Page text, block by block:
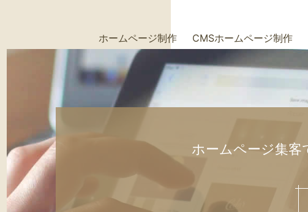
ホームページ制作 CMSホームページ制作
ホームページ集